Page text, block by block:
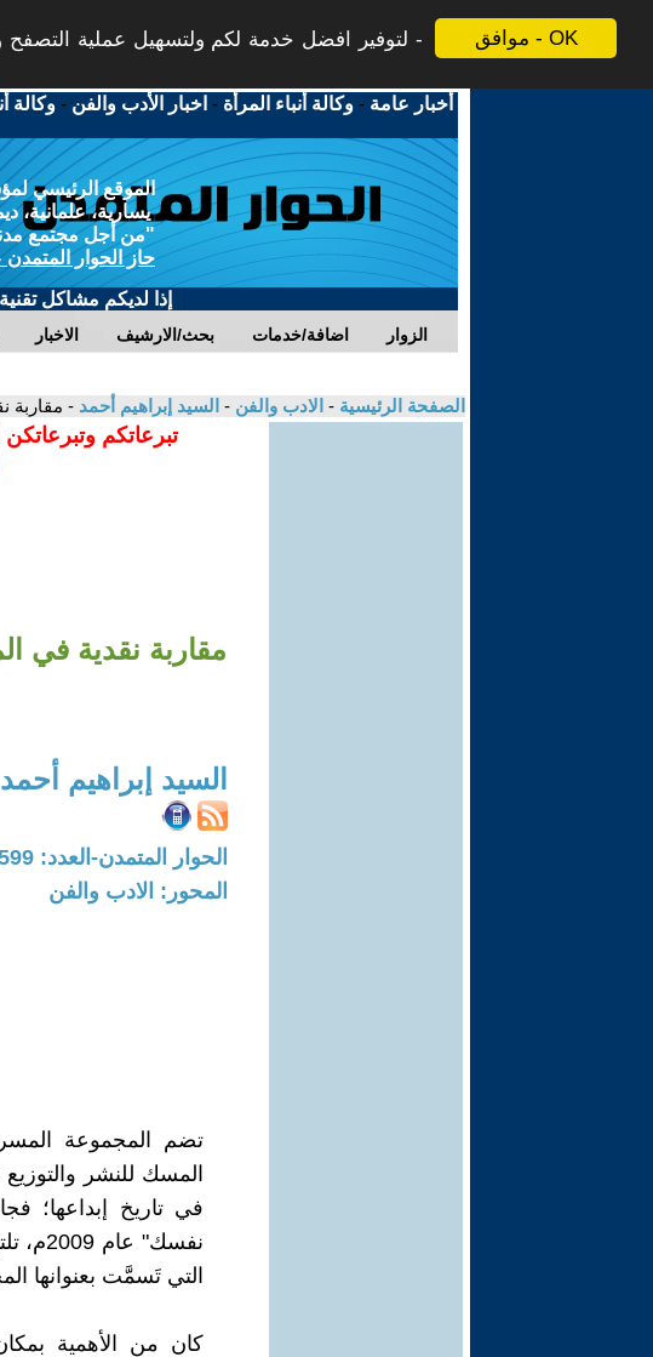
موافق - OK
لتوفير افضل خدمة لكم ولتسهيل عملية التصفح
أخبار عامة -وكالة أنباء المرأة - اخبار الأدب والفن -وكالة
الموقع الرئيسي
يسارية، علمانية،
"من أجل مجتمع
حاز الحوار
إذا لديكم مشاكل
الاخبار بحث/الارشيف اضافة/خدمات الزوار
الصفحة الرئيسية - الادب والفن - السيد إبراهيم أحمد - مقاربة
تبرعاتكم
مقاربة نقدية في
السيد إبراهيم أحمد
الحوار المتمدن-العدد: 7599 - 2023 / 5 / 2 - 06:44
المحور: الادب والفن
تضم المجموعة
التي تَسمَّت بعنوانها
كان من الأهمية